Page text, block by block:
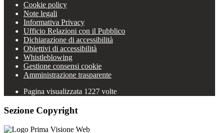
Cookie policy
Note legali
Informativa Privacy
Ufficio Relazioni con il Pubblico
Dichiarazione di accessibilità
Obiettivi di accessibilità
Whistleblowing
Gestione consensi cookie
Amministrazione trasparente
Pagina visualizzata 1227 volte
Sezione Copyright